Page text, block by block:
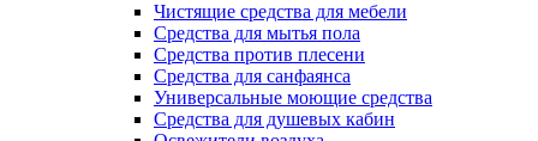
Чистящие средства для мебели
Средства для мытья пола
Средства против плесени
Средства для санфаянса
Универсальные моющие средства
Средства для душевых кабин